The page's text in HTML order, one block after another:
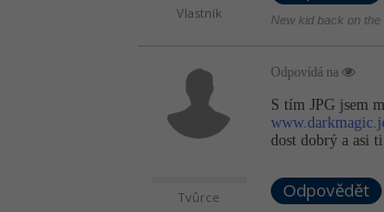
Vlastník New kid back on
Tvůrce
Odpovídá na
S tím JPG jsem
dost dobrý a asi ti
Odpovědět